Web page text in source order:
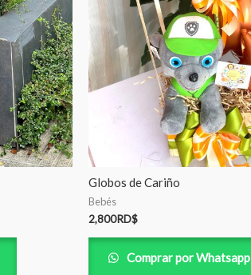
Globos de Cariño
Bebés
2,800RD$
Comprar por Whatsapp